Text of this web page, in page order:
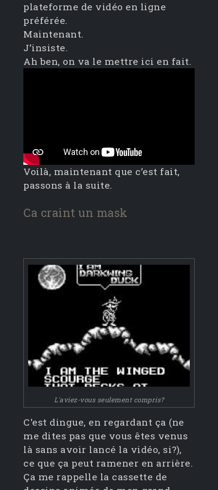
plateforme de vidéo en ligne
préférée.
Maintenant.
J’insiste.
Ah ben, on va le mettre ici en fait.
Voilà, maintenant que c’est fait,
passons à la suite.
Ca craint un mask
L'aviez-vous seulement compris?
C'est dingue, en regardant ça (ne
me dites pas que vous êtes venus
là sans avoir lancé la vidéo, si?),
ce que ça peut ramener en arrière.
Ça me rappelle la cassette de